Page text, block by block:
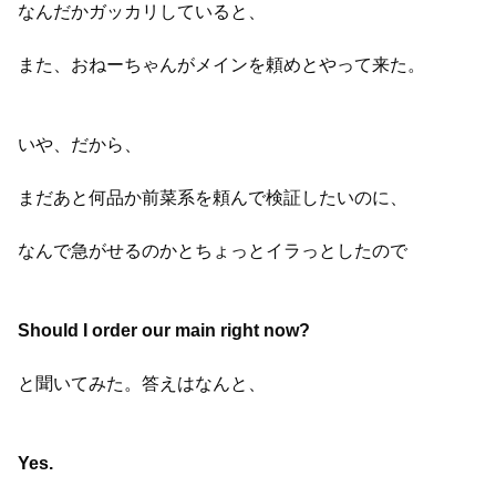
なんだかガッカリしていると、
また、おねーちゃんがメインを頼めとやって来た。
いや、だから、
まだあと何品か前菜系を頼んで検証したいのに、
なんで急がせるのかとちょっとイラっとしたので
Should I order our main right now?
と聞いてみた。答えはなんと、
Yes.